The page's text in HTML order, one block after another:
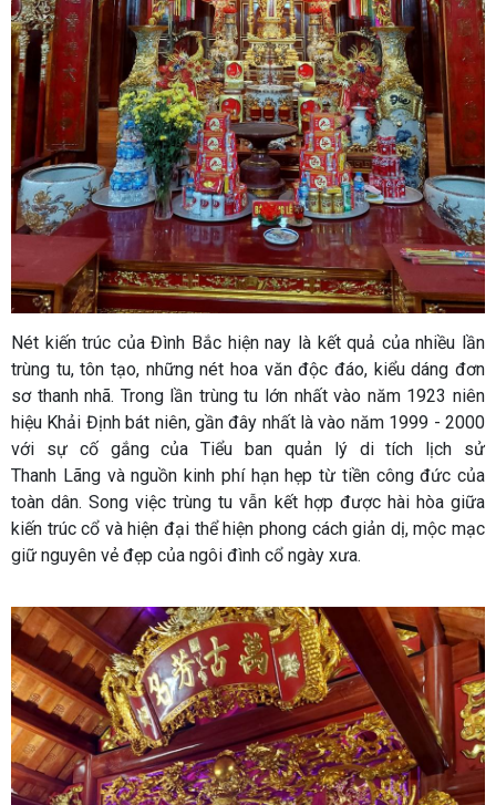
Nét kiến trúc của Đình Bắc hiện nay là kết quả của nhiều lần
trùng tu, tôn tạo, những nét hoa văn độc đáo, kiểu dáng đơn
sơ thanh nhã. Trong lần trùng tu lớn nhất vào năm 1923 niên
hiệu Khải Định bát niên, gần đây nhất là vào năm 1999 - 2000
với sự cố gắng của Tiểu ban quản lý di tích lịch sử
Thanh Lãng và nguồn kinh phí hạn hẹp từ tiền công đức của
toàn dân. Song việc trùng tu vẫn kết hợp được hài hòa giữa
kiến trúc cổ và hiện đại thể hiện phong cách giản dị, mộc mạc
giữ nguyên vẻ đẹp của ngôi đình cổ ngày xưa.